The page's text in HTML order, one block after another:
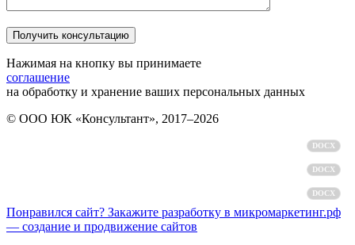
Нажимая на кнопку вы принимаете
соглашение
на обработку и хранение ваших персональных данных
© ООО ЮК «Консультант», 2017–2026
DOCX
DOCX
DOCX
Понравился сайт? Закажите разработку в микромаркетинг.рф
— создание и продвижение сайтов